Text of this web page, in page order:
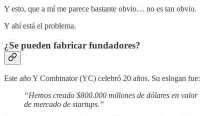
Y esto, que a mí me parece bastante obvio… no es tan obvio.
Y ahí está el problema.
¿Se pueden fabricar fundadores?
Este año Y Combinator (YC) celebró 20 años. Su eslogan fue:
“Hemos creado $800.000 millones de dólares en valor
de mercado de startups.”